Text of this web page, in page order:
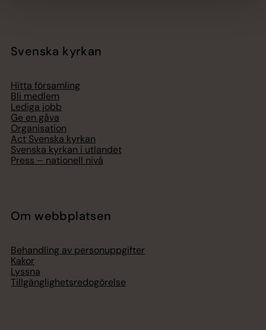
Svenska kyrkan
Hitta församling
Bli medlem
Lediga jobb
Ge en gåva
Organisation
Act Svenska kyrkan
Svenska kyrkan i utlandet
Press – nationell nivå
Om webbplatsen
Behandling av personuppgifter
Kakor
Lyssna
Tillgänglighetsredogörelse